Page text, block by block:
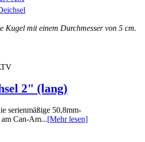
Kugel mit einem Durchmesser von 5 cm.
2" (lang)
serienmäßige 50,8mm-
Can-Am...[Mehr lesen]